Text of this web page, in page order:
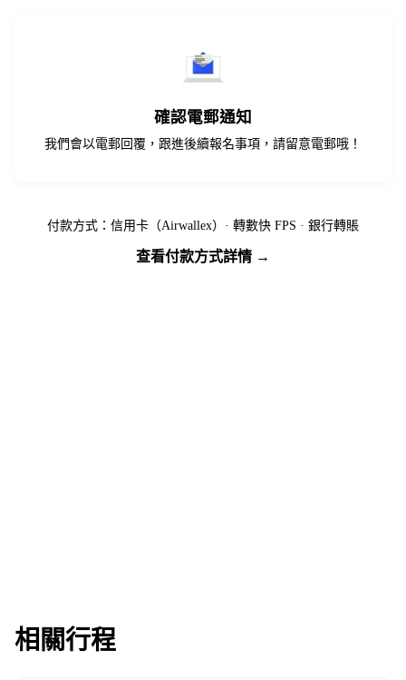
確認電郵通知
我們會以電郵回覆，跟進後續報名事項，請留意電郵哦！
付款方式：信用卡（Airwallex）· 轉數快 FPS · 銀行轉賬
查看付款方式詳情 →
相關行程